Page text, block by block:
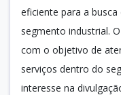
eficiente para a
segmento industrial.
com o objetivo de
serviços dentro do
interesse na